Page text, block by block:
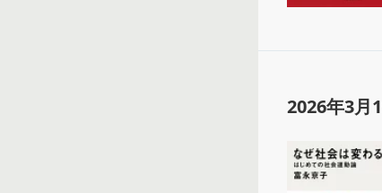
2026年3月